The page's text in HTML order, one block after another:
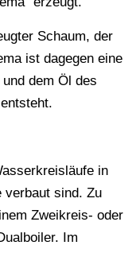
Schaum, der
ist dagegen eine
dem Öl des
in
verbaut sind. Zu
Zweikreis- oder
Im